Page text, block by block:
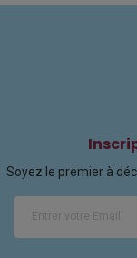
Soyez le premier à